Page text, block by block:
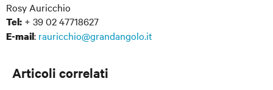
Rosy Auricchio
Tel: + 39 02 47718627
E-mail: rauricchio@grandangolo.it
Articoli correlati